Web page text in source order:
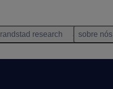
randstad research sobre nós